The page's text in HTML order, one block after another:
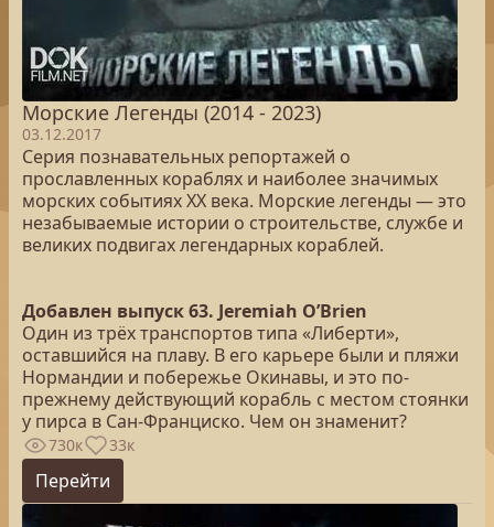
Морские Легенды (2014 - 2023)
03.12.2017
Серия познавательных репортажей о
прославленных кораблях и наиболее значимых
морских событиях XX века. Морские легенды — это
незабываемые истории о строительстве, службе и
великих подвигах легендарных кораблей.
Добавлен выпуск 63. Jeremiah O’Brien
Один из трёх транспортов типа «Либерти»,
оставшийся на плаву. В его карьере были и пляжи
Нормандии и побережье Окинавы, и это по-
прежнему действующий корабль с местом стоянки
у пирса в Сан-Франциско. Чем он знаменит?
730к 33к
Перейти